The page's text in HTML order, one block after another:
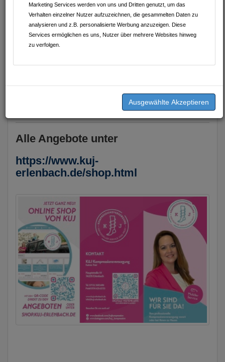
Marketing Services werden von uns und Dritten genutzt, um das
Verhalten einzelner Nutzer aufzuzeichnen, die gesammelten Daten zu
analysieren und z.B. personalisierte Werbung anzuzeigen. Diese
Services ermöglichen es uns, Nutzer über mehrere Websites hinweg
zu verfolgen.
K&J Kompressionsversorgung
Thermen & Badewelt Sinsheim
JETZT GANZ NEU !
Alle Angebote unter
https://www.kuj-
erlenbach.de/shop.html